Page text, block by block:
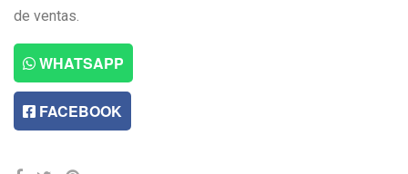
de ventas.
WHATSAPP
FACEBOOK